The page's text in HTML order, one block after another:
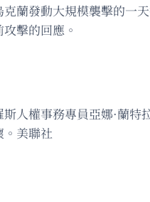
蘭發動大規模襲擊的一
擊的回應。
人權事務專員亞娜·蘭
美聯社